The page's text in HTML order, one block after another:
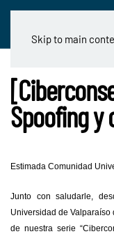
Skip to main
Spoofing y
Estimada Comunidad
Junto con saludarle,
Universidad de
de nuestra serie